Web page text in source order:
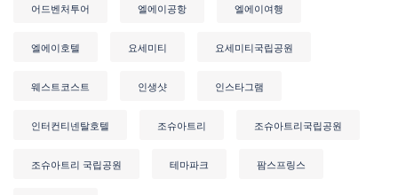
어드벤처투어 엘에이공항 엘에이여행
엘에이호텔 요세미티 요세미티국립공원
웨스트코스트 인생샷 인스타그램
인터컨티넨탈호텔 조슈아트리 조슈아트리국립공원
조슈아트리 국립공원 테마파크 팜스프링스